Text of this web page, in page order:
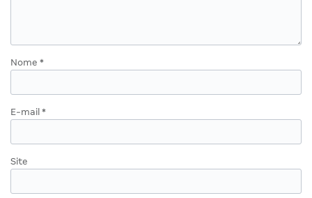
Nome *
E-mail *
Site